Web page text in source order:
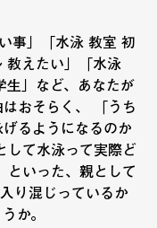
事」「水泳 教室 初
教えたい」「水泳
生」など、あなたが
おそらく、 「うち
るようになるのか
して水泳って実際ど
といった、親として
り混じっているか
か。